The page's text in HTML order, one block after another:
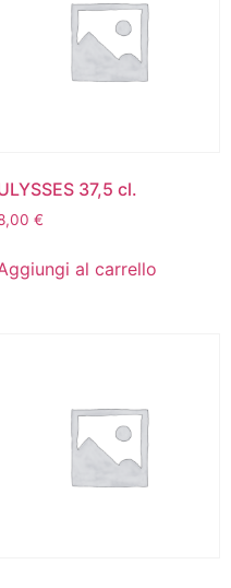
37,5 cl.
€
al carrello